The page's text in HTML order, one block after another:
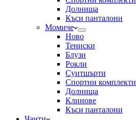
Долнища
Къси панталони
Момиче
Ново
Тениски
Блузи
Рокли
Суитшърти
Спортни комплекти
Долнища
Клинове
Къси панталони